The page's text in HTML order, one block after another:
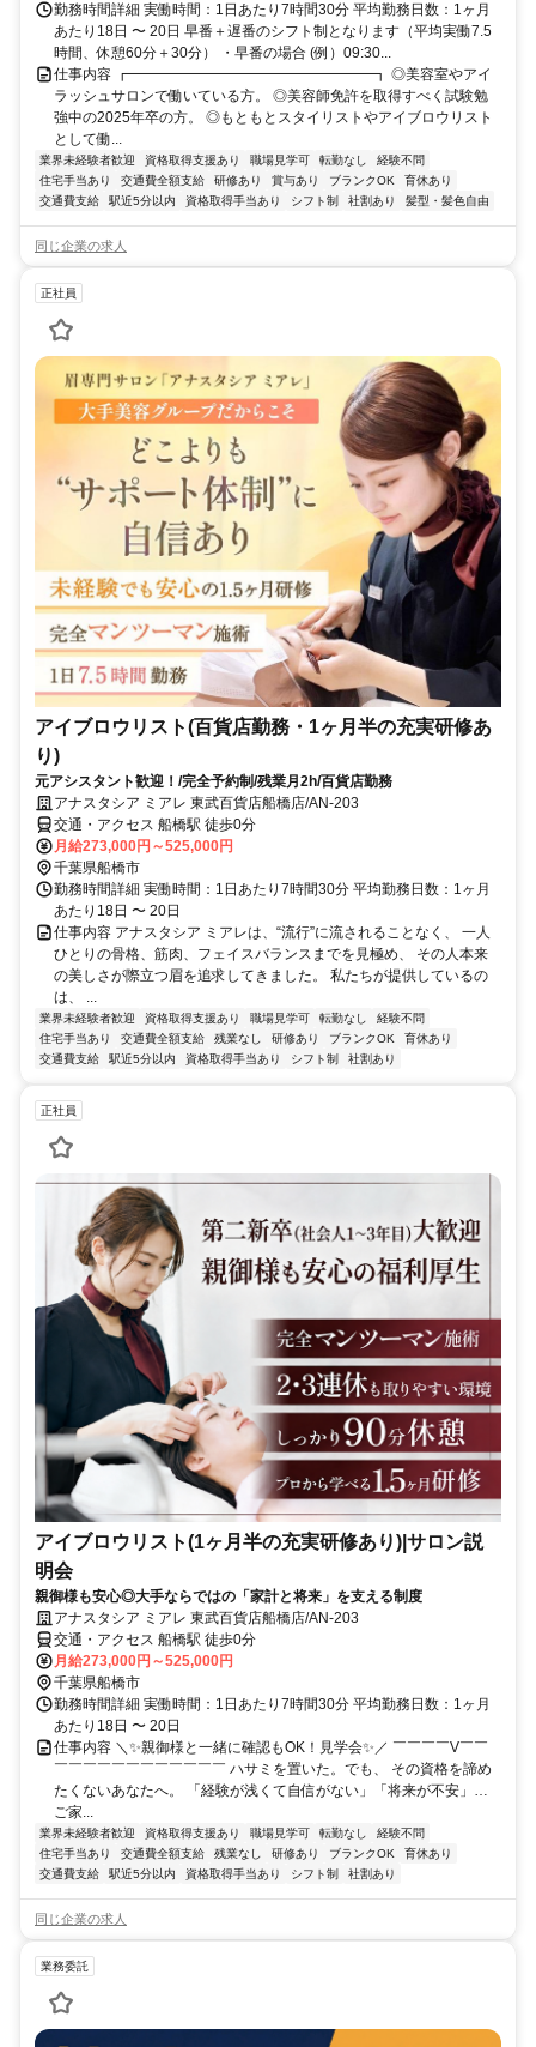
勤務時間詳細 実働時間：1日あたり7時間30分 平均勤務日数：1ヶ月
あたり18日 〜 20日 早番＋遅番のシフト制となります（平均実働7.5
時間、休憩60分＋30分） ・早番の場合 (例）09:30...
仕事内容 ┏━━━━━━━━━━━━━━━━━┓ ◎美容室やアイ
ラッシュサロンで働いている方。 ◎美容師免許を取得すべく試験勉
強中の2025年卒の方。 ◎もともとスタイリストやアイブロウリスト
として働...
業界未経験者歓迎 資格取得支援あり 職場見学可 転勤なし
経験不問
住宅手当あり
交通費全額支給 研修あり 賞与あり ブランクOK
育休あり
交通費支給
駅近5分以内 資格取得手当あり シフト制 社割あり 髪型・髪色自由
同じ企業の求人
正社員
アイブロウリスト(百貨店勤務・1ヶ月半の充実研修あ
り)
元アシスタント歓迎！/完全予約制/残業月2h/百貨店勤務
アナスタシア ミアレ 東武百貨店船橋店/AN-203
交通・アクセス 船橋駅 徒歩0分
月給273,000円～525,000円
千葉県船橋市
勤務時間詳細 実働時間：1日あたり7時間30分 平均勤務日数：1ヶ月
あたり18日 〜 20日
仕事内容 アナスタシア ミアレは、“流行”に流されることなく、 一人
ひとりの骨格、筋肉、フェイスバランスまでを見極め、 その人本来
の美しさが際立つ眉を追求してきました。 私たちが提供しているの
は、 ...
業界未経験者歓迎 資格取得支援あり 職場見学可 転勤なし
経験不問
住宅手当あり
交通費全額支給 残業なし 研修あり ブランクOK
育休あり
交通費支給
駅近5分以内 資格取得手当あり シフト制 社割あり
正社員
アイブロウリスト(1ヶ月半の充実研修あり)|サロン説
明会
親御様も安心◎大手ならではの「家計と将来」を支える制度
アナスタシア ミアレ 東武百貨店船橋店/AN-203
交通・アクセス 船橋駅 徒歩0分
月給273,000円～525,000円
千葉県船橋市
勤務時間詳細 実働時間：1日あたり7時間30分 平均勤務日数：1ヶ月
あたり18日 〜 20日
仕事内容 ＼✨親御様と一緒に確認もOK！見学会✨／ ￣￣￣￣V￣￣
￣￣￣￣￣￣￣￣￣￣￣￣ ハサミを置いた。でも、 その資格を諦め
たくないあなたへ。 「経験が浅くて自信がない」「将来が不安」…
ご家...
業界未経験者歓迎 資格取得支援あり 職場見学可 転勤なし
経験不問
住宅手当あり
交通費全額支給 残業なし 研修あり ブランクOK
育休あり
交通費支給
駅近5分以内 資格取得手当あり シフト制 社割あり
同じ企業の求人
業務委託